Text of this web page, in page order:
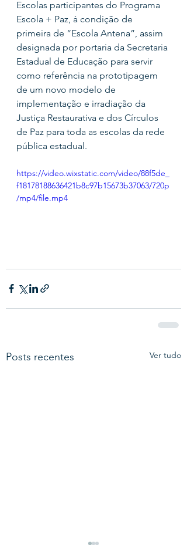
Escolas participantes do Programa
Escola + Paz, à condição de
primeira de “Escola Antena”, assim
designada por portaria da Secretaria
Estadual de Educação para servir
como referência na prototipagem
de um novo modelo de
implementação e irradiação da
Justiça Restaurativa e dos Círculos
de Paz para toda as escolas da rede
pública estadual.
https://video.wixstatic.com/video/88f5de_
f18178188636421b8c97b15673b37063/720p
/mp4/file.mp4
Posts recentes Ver tudo